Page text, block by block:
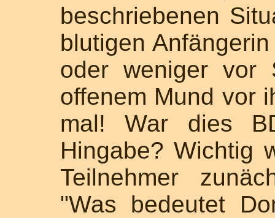
beschriebenen
blutigen
oder weniger vor
offenem Mund vor
mal! War dies
Hingabe? Wichtig
Teilnehmer
"Was bedeutet